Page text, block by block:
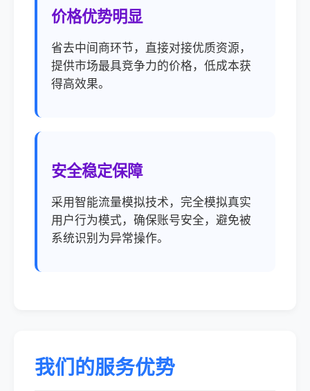
价格优势明显
省去中间商环节，直接对接优质资源，
提供市场最具竞争力的价格，低成本获
得高效果。
安全稳定保障
采用智能流量模拟技术，完全模拟真实
用户行为模式，确保账号安全，避免被
系统识别为异常操作。
我们的服务优势